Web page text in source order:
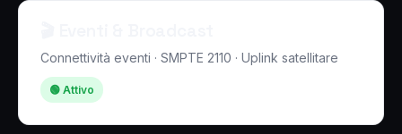
Connettività eventi · SMPTE 2110 · Uplink satellitare
🟢 Attivo